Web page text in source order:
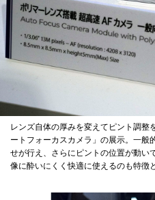
レンズ自体の厚みを変えてピント調整
ートフォーカスカメラ」の展示。一般
せが行え、さらにピントの位置が動い
像に酔いにくく快適に使えるのも特徴